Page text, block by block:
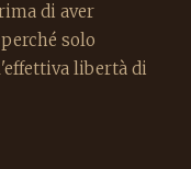
di aver
solo
libertà di